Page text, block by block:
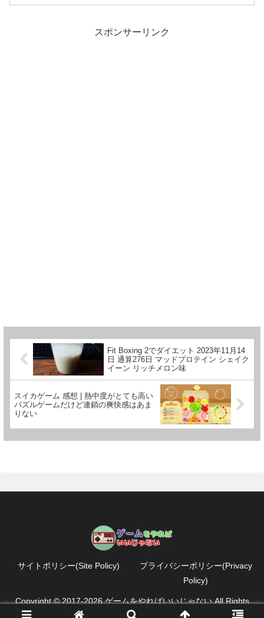
スポンサーリンク
Fit Boxing 2でダイエット 2023年11月14
日 通算276日 マッドプロテイン シェイク
イーン リッチメロン味
スイカゲーム 感想 | 熱中度がとても高い
パズルゲームだけど連鎖の爽快感はあま
りない
サイトポリシー(Site Policy)
プライバシーポリシー(Privacy
Policy)
Copyright © 2017-2026 ゲームをやればいいじゃない All Rights
Reserved.